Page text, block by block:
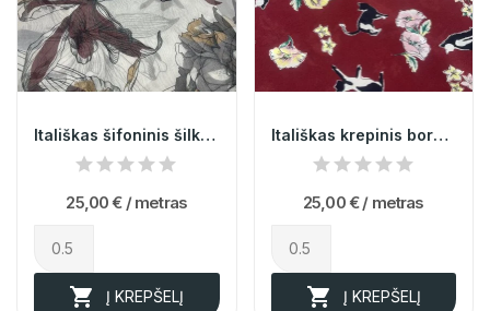
Itališkas šifoninis šilkas (likutis 0,8m)
25,00 € / metras
 Į KREPŠELĮ
Itališkas krepinis bordo šilkas (likutis 1,8m)
25,00 € / metras
 Į KREPŠELĮ